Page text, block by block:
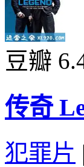
豆瓣
传奇
犯罪片 |